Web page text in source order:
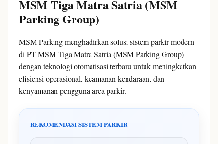
MSM Tiga Matra Satria (MSM
Parking Group)
MSM Parking menghadirkan solusi sistem parkir modern
di PT MSM Tiga Matra Satria (MSM Parking Group)
dengan teknologi otomatisasi terbaru untuk meningkatkan
efisiensi operasional, keamanan kendaraan, dan
kenyamanan pengguna area parkir.
REKOMENDASI SISTEM PARKIR